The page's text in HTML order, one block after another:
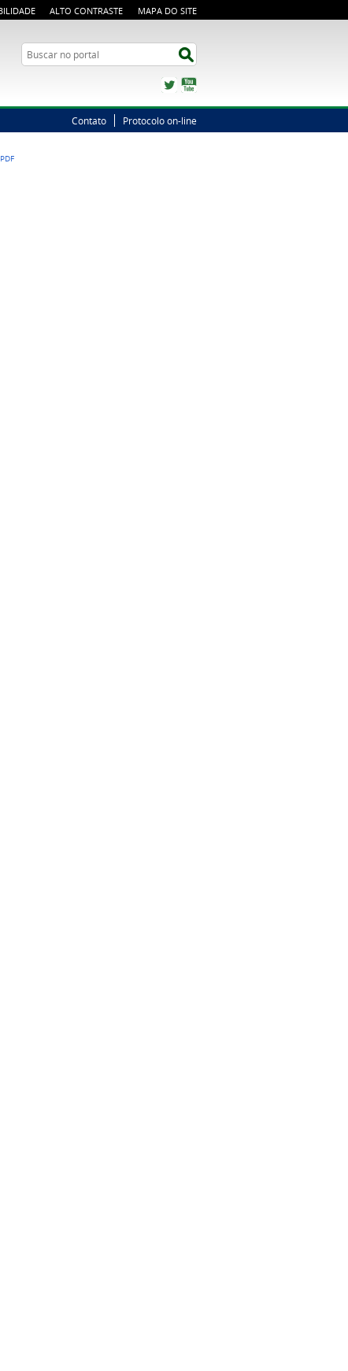
ALTO CONTRASTE MAPA DO SITE
Busca
Twitter
Contato Protocolo on-line